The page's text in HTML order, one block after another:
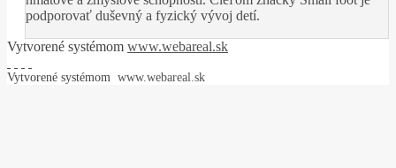
podporovať duševný a fyzický vývoj detí.
Vytvorené systémom www.webareal.sk
Vytvorené systémom www.webareal.sk